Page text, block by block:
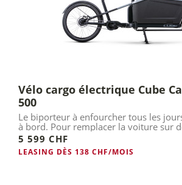
Vélo cargo électrique Cube
500
Le biporteur à enfourcher tous les
à bord. Pour remplacer la voiture sur
distances.
5 599 CHF
LEASING DÈS 138 CHF/MOIS